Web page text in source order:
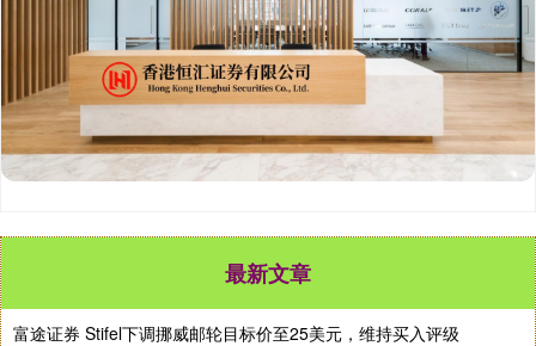
最新文章
富途证券 Stifel下调挪威邮轮目标价至25美元，维持买入评级